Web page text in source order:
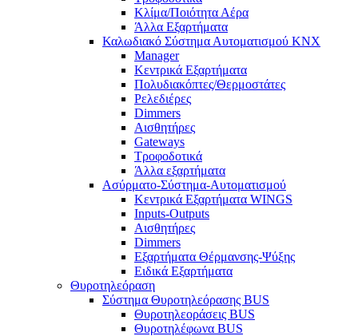
Κλίμα/Ποιότητα Αέρα
Άλλα Εξαρτήματα
Καλωδιακό Σύστημα Αυτοματισμού KNX
Manager
Κεντρικά Εξαρτήματα
Πολυδιακόπτες/Θερμοστάτες
Ρελεδιέρες
Dimmers
Αισθητήρες
Gateways
Τροφοδοτικά
Άλλα εξαρτήματα
Ασύρματο-Σύστημα-Αυτοματισμού
Κεντρικά Εξαρτήματα WINGS
Inputs-Outputs
Αισθητήρες
Dimmers
Εξαρτήματα Θέρμανσης-Ψύξης
Ειδικά Εξαρτήματα
Θυροτηλεόραση
Σύστημα Θυροτηλεόρασης BUS
Θυροτηλεοράσεις BUS
Θυροτηλέφωνα BUS